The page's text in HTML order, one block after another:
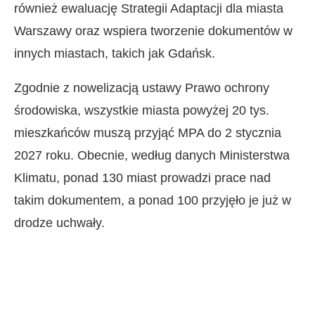
również ewaluację Strategii Adaptacji dla miasta
Warszawy oraz wspiera tworzenie dokumentów w
innych miastach, takich jak Gdańsk.
Zgodnie z nowelizacją ustawy Prawo ochrony
środowiska, wszystkie miasta powyżej 20 tys.
mieszkańców muszą przyjąć MPA do 2 stycznia
2027 roku. Obecnie, według danych Ministerstwa
Klimatu, ponad 130 miast prowadzi prace nad
takim dokumentem, a ponad 100 przyjęło je już w
drodze uchwały.